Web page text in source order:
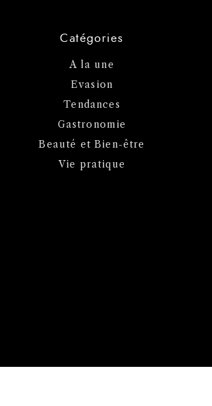
Catégories
A la une
Evasion
Tendances
Gastronomie
Beauté et Bien-être
Vie pratique